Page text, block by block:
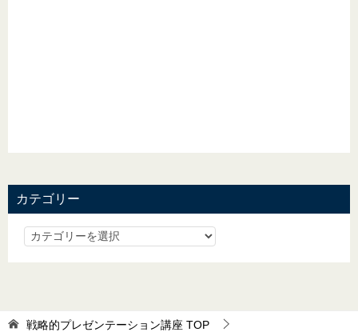
カテゴリー
戦略的プレゼンテーション講座 TOP